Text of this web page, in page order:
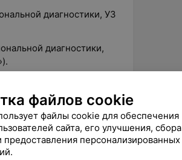
диагностики, УЗ
диагностики,
медицинский
городская больница
«функциональная
файлов cookie
файлы cookie для обеспечения
сайта, его улучшения, сбора
предоставления персонализированных